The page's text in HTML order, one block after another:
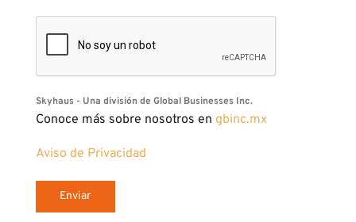
Skyhaus - Una división de Global Businesses Inc.
Conoce más sobre nosotros en gbinc.mx
Aviso de Privacidad
Enviar